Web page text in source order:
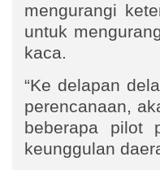
mengurangi
untuk
kaca.
“Ke delapan
perencanaan,
beberapa pilot
keunggulan